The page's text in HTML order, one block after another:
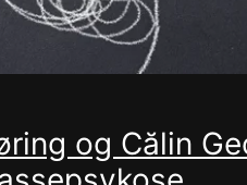
og Călin